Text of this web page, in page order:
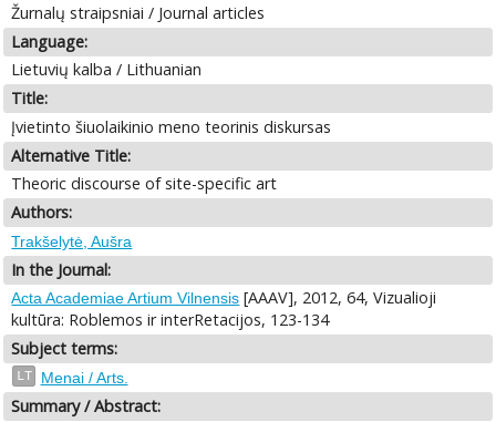
Žurnalų straipsniai / Journal articles
Language:
Lietuvių kalba / Lithuanian
Title:
Įvietinto šiuolaikinio meno teorinis diskursas
Alternative Title:
Theoric discourse of site-specific art
Authors:
Trakšelytė, Aušra
In the Journal:
Acta Academiae Artium Vilnensis [AAAV], 2012, 64, Vizualioji
kultūra: Roblemos ir interRetacijos, 123-134
Subject terms:
LT Menai / Arts.
Summary / Abstract: